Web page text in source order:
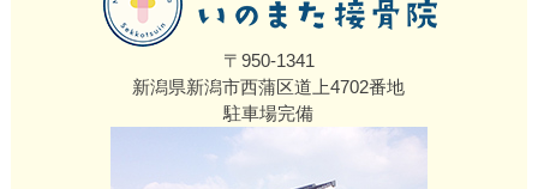
〒950-1341
新潟県新潟市西蒲区道上4702番地
駐車場完備